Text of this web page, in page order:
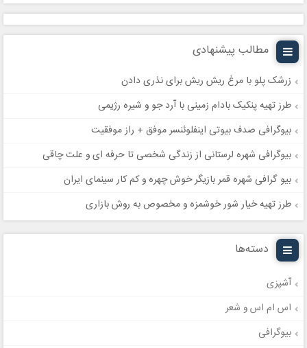
مطالب پیشنهادی
زرشک پلو با مرغ ریش ریش برای نذری دادن
طرز تهیه پنکیک بادام زمینی با آرد جو و شیره رژیمی
بیوگرافی صدف بیوتی اینفلوئنسر موفق + راز موفقیت
بیوگرافی شهره لرستانی از زندگی شخصی تا حرفه ای و علت چاقی
بیو گرافی شهره قمر بازیگر خوش چهره و کم کار سینمای ایران
طرز تهیه خیار شور خوشمزه و مخصوص به روش بازاری
دسته‌ها
آشپزی
اس ام اس و شعر
بیوگرافی